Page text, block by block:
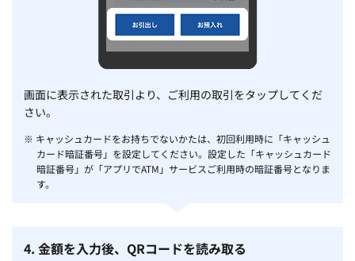
画面に表示された取引より、ご利用の取引をタップしてくだ
さい。
※ キャッシュカードをお持ちでないかたは、初回利用時に「キャッシュ
カード暗証番号」を設定してください。設定した「キャッシュカード
暗証番号」が「アプリでATM」サービスご利用時の暗証番号となりま
す。
4. 金額を入力後、QRコードを読み取る